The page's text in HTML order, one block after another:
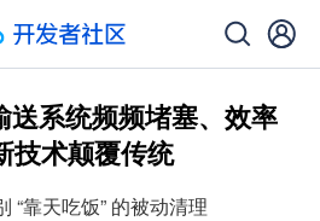
送系统频频堵塞、效率
技术颠覆传统
“靠天吃饭” 的被动清理